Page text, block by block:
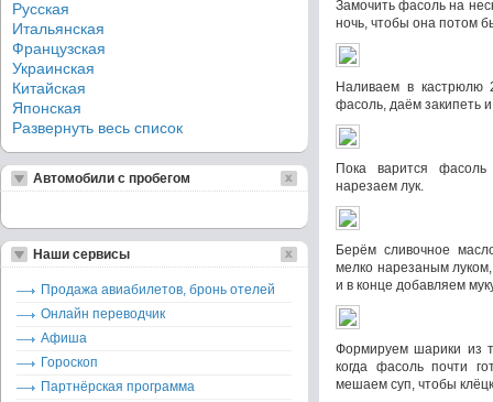
Замочить фасоль на
ночь, чтобы она потом
Наливаем в кастрюлю
фасоль, даём закипеть
Пока варится
нарезаем лук.
Берём сливочное
мелко нарезаным
и в конце добавляем
Формируем шарики из
когда фасоль почти
мешаем суп, чтобы
Русская
Итальянская
Французская
Украинская
Китайская
Японская
Развернуть весь список
Автомобили с пробегом
Наши сервисы
Продажа авиабилетов, бронь отелей
Онлайн переводчик
Афиша
Гороскоп
Партнёрская программа